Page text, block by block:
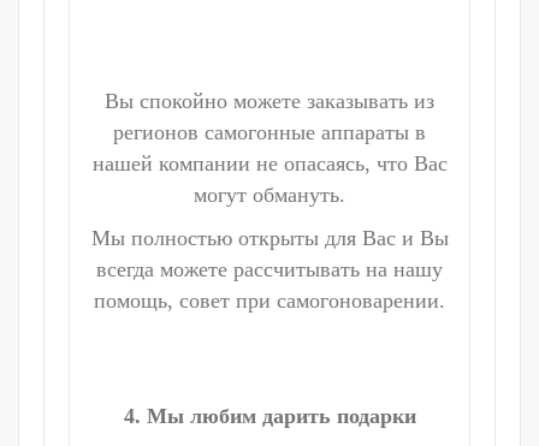
Вы спокойно можете заказывать из
регионов самогонные аппараты в
нашей компании не опасаясь, что Вас
могут обмануть.
Мы полностью открыты для Вас и Вы
всегда можете рассчитывать на нашу
помощь, совет при самогоноварении.
4. Мы любим дарить подарки